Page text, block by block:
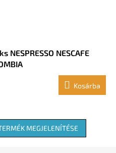
NESCAFE
Kosárba
MEGJELENÍTÉSE